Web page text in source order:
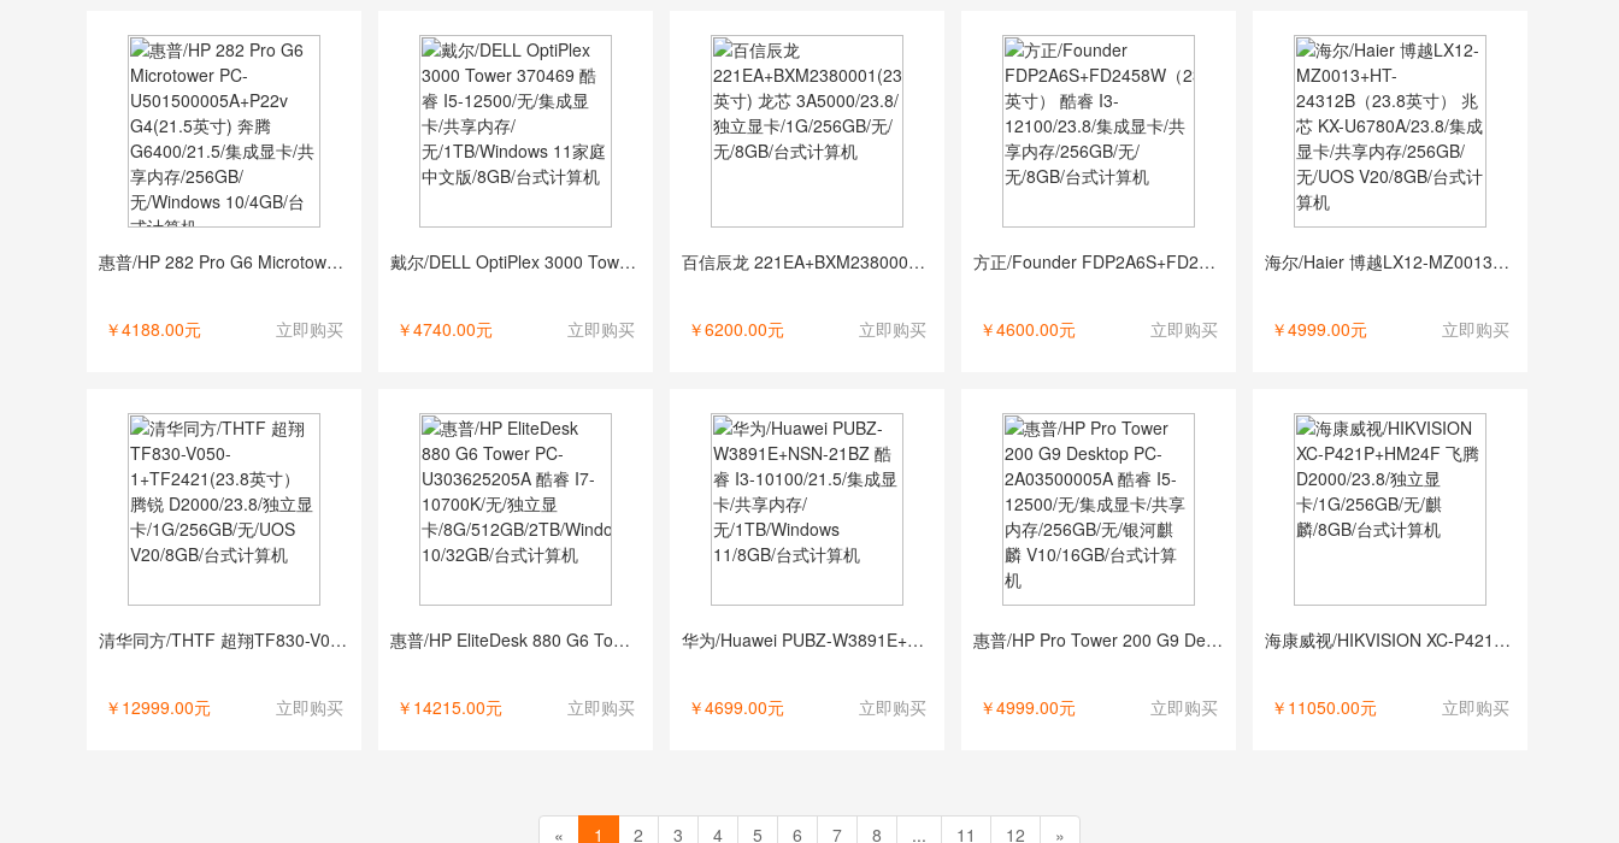
惠普/HP 282 Pro G6 Microtower PC-U501500005A+P22v G4(21.5英寸) 奔腾 G6400/21.5/集成显卡/共享内存/256GB/无/Windows 10/4GB/台式计算机
￥4188.00元 立即购买
戴尔/DELL OptiPlex 3000 Tower 370469 酷睿 I5-12500/无/集成显卡/共享内存/无/1TB/Windows 11家庭中文版/8GB/台式计算机
￥4740.00元 立即购买
百信辰龙 221EA+BXM2380001(23.8英寸) 龙芯 3A5000/23.8/独立显卡/1G/256GB/无/无/8GB/台式计算机
￥6200.00元 立即购买
方正/Founder FDP2A6S+FD2458W（23.8英寸） 酷睿 I3-12100/23.8/集成显卡/共享内存/256GB/无/无/8GB/台式计算机
￥4600.00元 立即购买
海尔/Haier 博越LX12-MZ0013+HT-24312B（23.8英寸） 兆芯 KX-U6780A/23.8/集成显卡/共享内存/256GB/无/UOS V20/8GB/台式计算机
￥4999.00元 立即购买
清华同方/THTF 超翔TF830-V050-1+TF2421(23.8英寸） 腾锐 D2000/23.8/独立显卡/1G/256GB/无/UOS V20/8GB/台式计算机
￥12999.00元 立即购买
惠普/HP EliteDesk 880 G6 Tower PC-U303625205A 酷睿 I7-10700K/无/独立显卡/8G/512GB/2TB/Windows 10/32GB/台式计算机
￥14215.00元 立即购买
华为/Huawei PUBZ-W3891E+NSN-21BZ 酷睿 I3-10100/21.5/集成显卡/共享内存/无/1TB/Windows 11/8GB/台式计算机
￥4699.00元 立即购买
惠普/HP Pro Tower 200 G9 Desktop PC-2A03500005A 酷睿 I5-12500/无/集成显卡/共享内存/256GB/无/银河麒麟 V10/16GB/台式计算机
￥4999.00元 立即购买
海康威视/HIKVISION XC-P421P+HM24F 飞腾 D2000/23.8/独立显卡/1G/256GB/无/麒麟/8GB/台式计算机
￥11050.00元 立即购买
« 1 2 3 4 5 6 7 8 ... 11 12 »